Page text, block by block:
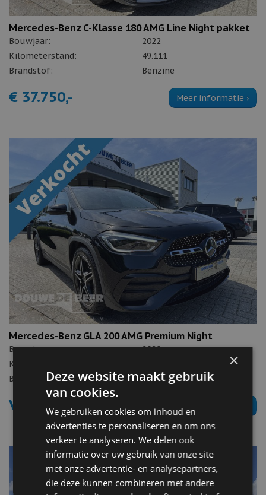
Mercedes-Benz C-Klasse 180 AMG Line Night pakket
Bouwjaar:
2022
Kilometerstand:
49.111
Brandstof:
Benzine
€ 37.750,- Meer informatie ›
Mercedes-Benz GLA 200 AMG Premium Night
Bouwjaar:
2020
Kilometerstand:
Brandstof:
Benzine
Verkocht Meer informatie ›
×
Deze website maakt gebruik
van cookies.
We gebruiken cookies om inhoud en
advertenties te personaliseren en om ons
verkeer te analyseren. We delen ook
informatie over uw gebruik van onze site
met onze advertentie- en analysepartners,
die deze kunnen combineren met andere